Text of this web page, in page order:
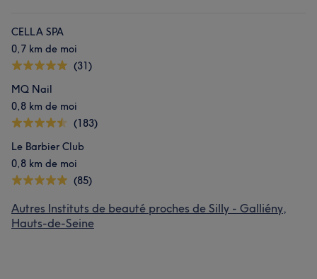
CELLA SPA
0,7 km de moi
(31)
MQ Nail
0,8 km de moi
(183)
Le Barbier Club
0,8 km de moi
(85)
Autres Instituts de beauté proches de Silly - Galliény,
Hauts-de-Seine